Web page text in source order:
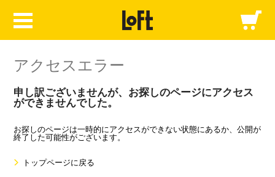
アクセスエラー
申し訳ございませんが、お探しのページにアクセス
ができませんでした。
お探しのページは一時的にアクセスができない状態にあるか、公開が
終了した可能性がございます。
トップページに戻る